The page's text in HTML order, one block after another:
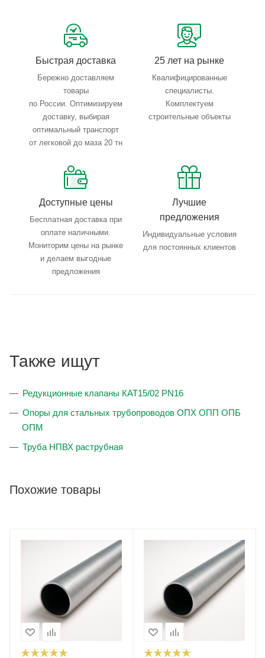
Тройной весовой контроль: въезд, погрузка, выезд
Быстрая доставка
Бережно доставляем
товары
по России. Оптимизируем
доставку, выбирая
оптимальный транспорт
от легковой до маза 20 тн
25 лет на рынке
Квалифицированные
специалисты.
Комплектуем
строительные объекты
Доступные цены
Бесплатная доставка при
оплате наличными.
Мониторим цены на рынке
и делаем выгодные
предложения
Лучшие
предложения
Индивидуальные условия
для постоянных клиентов
Также ищут
Редукционные клапаны КАТ15/02 PN16
Опоры для стальных трубопроводов ОПХ ОПП ОПБ
ОПМ
Труба НПВХ раструбная
Похожие товары